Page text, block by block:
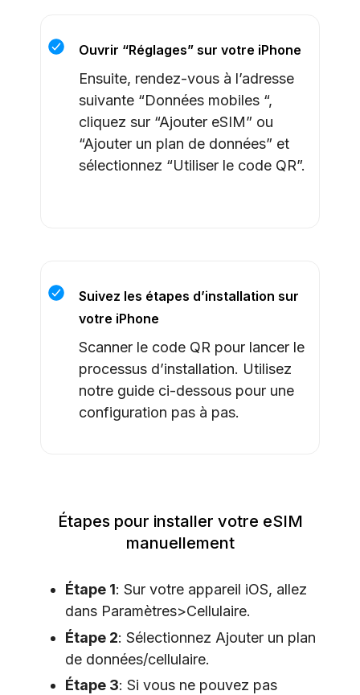
Ouvrir “Réglages” sur votre iPhone
Ensuite, rendez-vous à l’adresse
suivante “Données mobiles “,
cliquez sur “Ajouter eSIM” ou
“Ajouter un plan de données” et
sélectionnez “Utiliser le code QR”.
Suivez les étapes d’installation sur
votre iPhone
Scanner le code QR pour lancer le
processus d’installation. Utilisez
notre guide ci-dessous pour une
configuration pas à pas.
Étapes pour installer votre eSIM
manuellement
Étape 1: Sur votre appareil iOS, allez
dans Paramètres>Cellulaire.
Étape 2: Sélectionnez Ajouter un plan
de données/cellulaire.
Étape 3: Si vous ne pouvez pas